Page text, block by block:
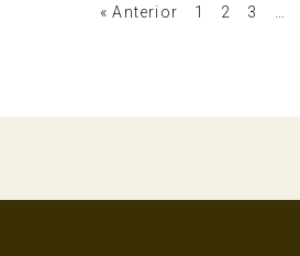
« Anterior 1 2 3